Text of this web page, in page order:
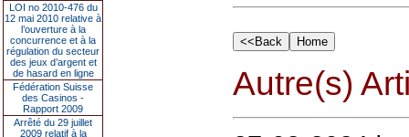
LOI no 2010-476 du
12 mai 2010 relative à
l’ouverture à la
concurrence et à la
régulation du secteur
des jeux d’argent et
de hasard en ligne
Fédération Suisse
des Casinos -
Rapport 2009
Arrêté du 29 juillet
2009 relatif à la
Autre(s)